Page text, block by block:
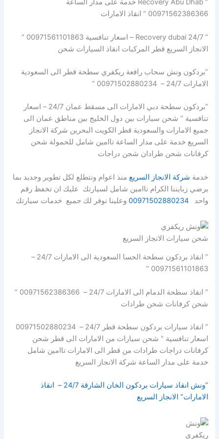
” Recovery Abu Dhab خدمة على مدار الساعة
00971562386366 “ انقاذ الامارات
” Recovery dubai 24/7 – اسعار تنافسية 00971561101863 “
الانجاز السريع قطر المركبات انقاذ السيارات شحن
”بردكون ونش سحاب رافعة ريكفري سطحة قطر الى السعودية
الامارات 24/7 – 00971502880234 “
”بردكون سطحة دبي الامارات الى مسقط عمان 24/7 – اسعار
تنافسية “ شحن سيارات بين دول الخليج بين مناطق عمان الى
جميع الامارات والسعودية قطر الكويت البحرين شركة الانجاز
السريع خدمة على مدار الساعة تاامين شامل للحمولة شحن
كرفانات شحن طرادان شجن دراجات
خدمة شركة الانجاز السريع منذ اعوام ونتطلع لكل تطوير وجديد بما
يرضي زبايننا الكرام تاامين شامل لسيارتك عليك ان تخفظ رقم
واحد00971502880234 وعلينا نوفر لك جميع خدمات سيارتك
شحن سيارات الانجاز السريع
” انقاذ بردكون سطحة الحسا السعودية الى الامارات 24/7 –
00971561101863 “
” انقاذ سطحة الدمام الى الامارات 24/7 – 00971562386366 “
شحن كرفانات شحن طرادات
” انقاذ سيارات بردكون سطحة قطر 24/7 – 00971502880234
اسعار تنافسية “ شحن سيارات من الامارات الى قطر شحن
كرفانات دراجات طرادات من قطر الى الامارات تاامين شامل
خدمة على مدار الساعة شركة الانجاز السريع
”ونش انقاذ سيارات بردكون الخان الشارقة 24/7 – انقاذ
الامارات“ الانجاز السريع
ريكفري